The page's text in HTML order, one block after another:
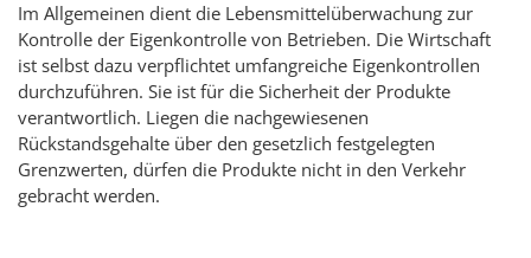
Im Allgemeinen dient die Lebensmittelüberwachung zur
Kontrolle der Eigenkontrolle von Betrieben. Die Wirtschaft
ist selbst dazu verpflichtet umfangreiche Eigenkontrollen
durchzuführen. Sie ist für die Sicherheit der Produkte
verantwortlich. Liegen die nachgewiesenen
Rückstandsgehalte über den gesetzlich festgelegten
Grenzwerten, dürfen die Produkte nicht in den Verkehr
gebracht werden.